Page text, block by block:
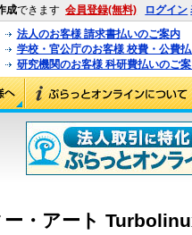
成できます 会員登録(無料) ログイン
法人のお客様 請求書払いのご案内
学校・官公庁のお客様 校費・公費
研究機関のお客様 科研費払いのご
ー・アート